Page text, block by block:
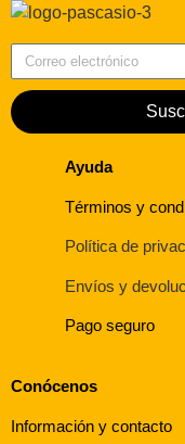
Ayuda
Términos y
Política de
Envíos y
Pago seguro
Conócenos
Información y contacto